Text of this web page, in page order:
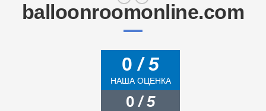
balloonroomonline.com
0/ 5
НАША ОЦЕНКА
0 / 5